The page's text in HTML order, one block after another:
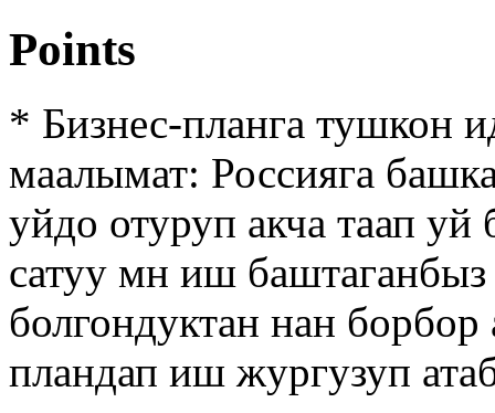
Points
* Бизнес-планга тушкон
маалымат: Россияга
уйдо отуруп акча таап
сатуу мн иш баштаганбыз
болгондуктан нан
пландап иш жургузуп